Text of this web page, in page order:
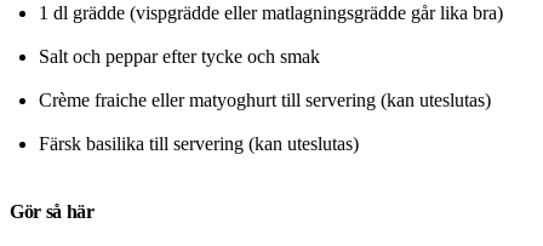
1 dl grädde (vispgrädde eller matlagningsgrädde går lika bra)
Salt och peppar efter tycke och smak
Crème fraiche eller matyoghurt till servering (kan uteslutas)
Färsk basilika till servering (kan uteslutas)
Gör så här